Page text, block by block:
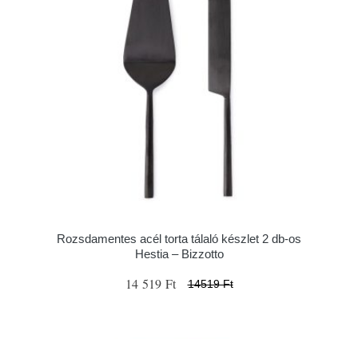
Rozsdamentes acél torta tálaló készlet 2 db-os
Hestia – Bizzotto
14 519 Ft 14519 Ft